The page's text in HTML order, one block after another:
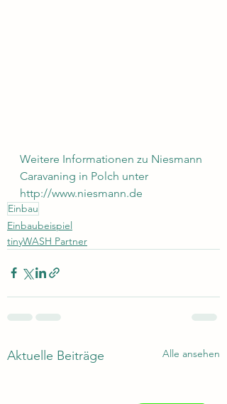
Weitere Informationen zu Niesmann
Caravaning in Polch unter
http://www.niesmann.de
Einbau
Einbaubeispiel
tinyWASH Partner
Aktuelle Beiträge Alle ansehen